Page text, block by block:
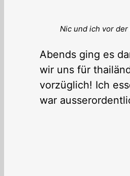
Nic und ich vor
Abends ging es
wir uns für
vorzüglich! Ich
war